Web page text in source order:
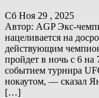
Сб Ноя 29 , 2025
Автор: AGP Экс-
нацеливается на
действующим
пройдет в ночь с 6 на
событием турнира
нокаутом, — сказал
[…]